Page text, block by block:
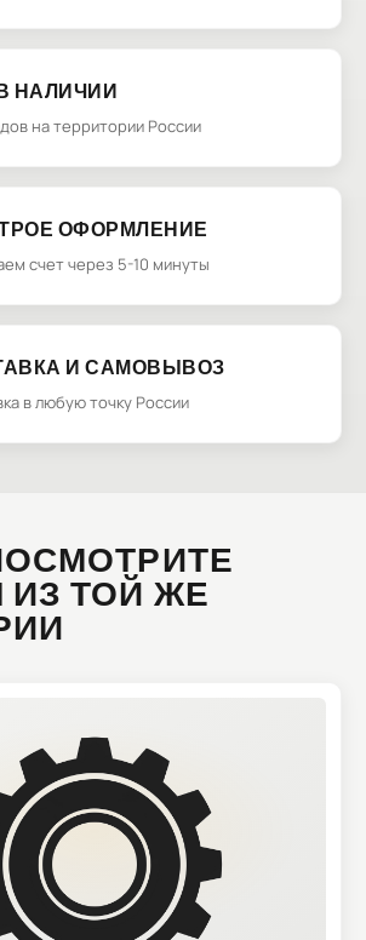
НАЛИЧИИ
на территории России
ОФОРМЛЕНИЕ
счет через 5-10 минуты
И САМОВЫВОЗ
в любую точку России
ТОЙ ЖЕ